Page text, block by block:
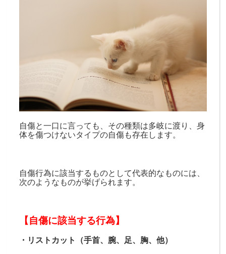
自傷と一口に言っても、その種類は多岐に渡り、身
体を傷つけないタイプの自傷も存在します。
自傷行為に該当するものとして代表的なものには、
次のようなものが挙げられます。
【自傷に該当する行為】
・リストカット（手首、腕、足、胸、他）